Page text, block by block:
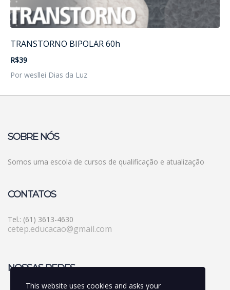
TRANSTORNO BIPOLAR 60h
R$39
Por wesllei Dias da Luz
SOBRE NÓS
Somos uma escola de cursos de qualificação e atualização
CONTATOS
Tel.: (61) 3613-4630
cetep.educacao@gmail.com
NOSSAS REDES
This website uses cookies and asks your